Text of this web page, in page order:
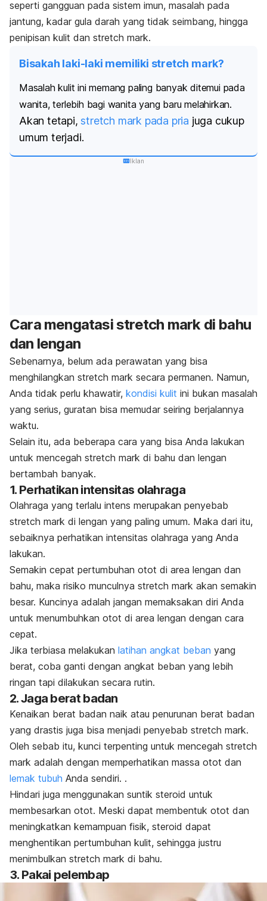
seperti gangguan pada sistem imun, masalah pada
jantung, kadar gula darah yang tidak seimbang, hingga
penipisan kulit dan stretch mark.
Bisakah laki-laki memiliki stretch mark?
Masalah kulit ini memang paling banyak ditemui pada
wanita, terlebih bagi wanita yang baru melahirkan.
Akan tetapi,stretch mark pada pria juga cukup
umum terjadi.
Iklan
Cara mengatasistretch mark di bahu
dan lengan
Sebenarnya, belum ada perawatan yang bisa
menghilangkan stretch mark secara permanen. Namun,
Anda tidak perlu khawatir, kondisi kulit ini bukan masalah
yang serius, guratan bisa memudar seiring berjalannya
waktu.
Selain itu, ada beberapa cara yang bisa Anda lakukan
untuk mencegah stretch mark di bahu dan lengan
bertambah banyak.
1. Perhatikan intensitas olahraga
Olahraga yang terlalu intens merupakan penyebab
stretch mark di lengan yang paling umum. Maka dari itu,
sebaiknya perhatikan intensitas olahraga yang Anda
lakukan.
Semakin cepat pertumbuhan otot di area lengan dan
bahu, maka risiko munculnya stretch mark akan semakin
besar. Kuncinya adalah jangan memaksakan diri Anda
untuk menumbuhkan otot di area lengan dengan cara
cepat.
Jika terbiasa melakukan latihan angkat beban yang
berat, coba ganti dengan angkat beban yang lebih
ringan tapi dilakukan secara rutin.
2. Jaga berat badan
Kenaikan berat badan naik atau penurunan berat badan
yang drastis juga bisa menjadi penyebab stretch mark.
Oleh sebab itu, kunci terpenting untuk mencegah stretch
mark adalah dengan memperhatikan massa otot dan
lemak tubuh Anda sendiri. .
Hindari juga menggunakan suntik steroid untuk
membesarkan otot. Meski dapat membentuk otot dan
meningkatkan kemampuan fisik, steroid dapat
menghentikan pertumbuhan kulit, sehingga justru
menimbulkan stretch mark di bahu.
3. Pakai pelembap